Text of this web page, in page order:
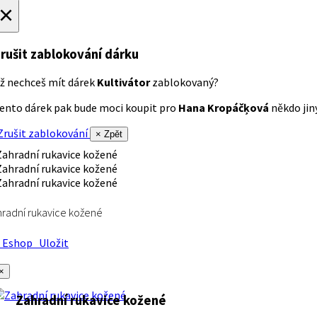
zablokování dárku
nechceš mít dárek Kultivátorzablokovaný?
dárek pak bude moci koupit pro Hana Kropáčķová někdo
zablokování
× Zpět
rukavice kožené
Uložit
Zahradní rukavice kožené